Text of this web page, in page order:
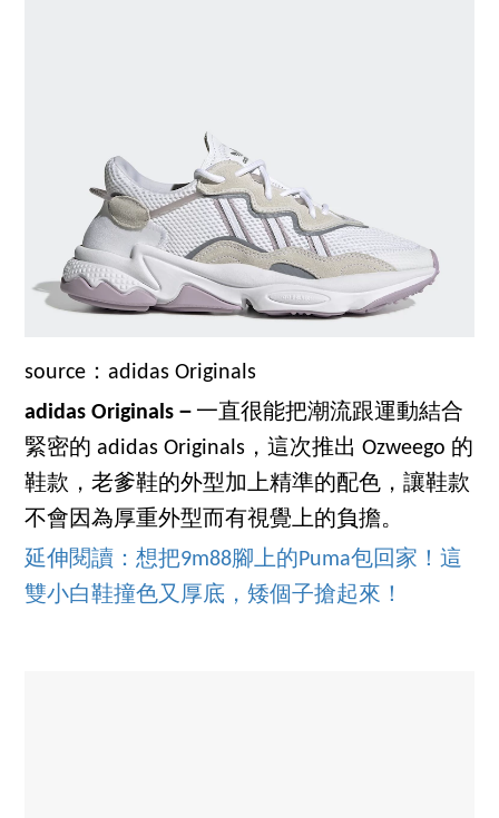
source：adidas Originals
adidas Originals－ 一直很能把潮流跟運動結合
緊密的 adidas Originals，這次推出 Ozweego 的
鞋款，老爹鞋的外型加上精準的配色，讓鞋款
不會因為厚重外型而有視覺上的負擔。
延伸閱讀：想把9m88腳上的Puma包回家！這
雙小白鞋撞色又厚底，矮個子搶起來！